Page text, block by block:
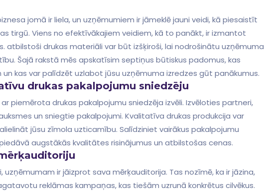
jomā ir liela, un uzņēmumiem ir‌ jāmeklē jauni veidi, kā piesaistīt
tirgū. Viens no‍ efektīvākajiem veidiem, ⁤kā to panākt, ir izmantot
atbilstoši drukas materiāli⁤ var būt izšķiroši, lai nodrošinātu uzņēmuma
Šajā rakstā mēs apskatīsim septiņus būtiskus padomus, kas
kas var ⁤palīdzēt uzlabot jūsu uzņēmuma‌ izredzes ​gūt panākumus.
drukas pakalpojumu sniedzēju
piemērota drukas pakalpojumu sniedzēja izvēli. Izvēloties partneri,
un sniegtie ⁢pakalpojumi. Kvalitatīva ‌drukas produkcija var
jūsu zīmola uzticamību. Salīdziniet vairākus pakalpojumu
augstākās kvalitātes risinājumus un atbilstošas cenas.
ir jāizprot sava mērķauditorija. Tas nozīmē, ka ir jāzina,
reklāmas kampaņas, kas tiešām uzrunā konkrētus cilvēkus.